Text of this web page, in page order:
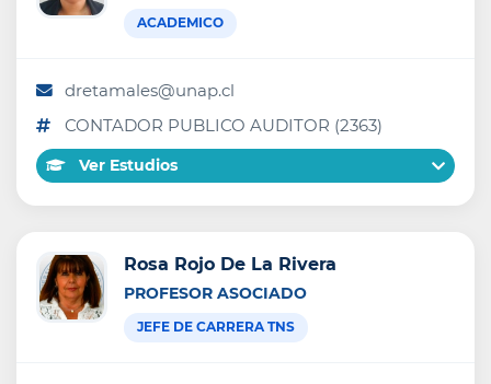
ACADEMICO
dretamales@unap.cl
CONTADOR PUBLICO AUDITOR (2363)
Ver Estudios
Rosa Rojo De La Rivera
PROFESOR ASOCIADO
JEFE DE CARRERA TNS